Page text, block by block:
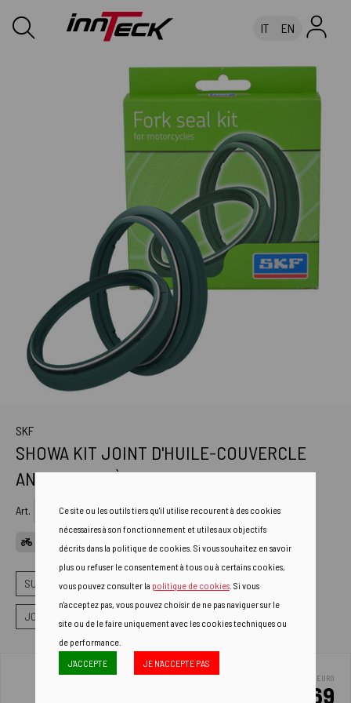
IT EN
SKF
SHOWA KIT JOINT D'HUILE-COUVERCLE
ANTI-POUSSIÈRE MM 45 VERT
Art. KITG-45S
SUSPENSIONS JOINTS DE FOURCHE
JOINTS ANTI-POUSSIÈRE ET ANTI-HUILE COUL
EURO
37.69
Ce site ou les outils tiers qu'il utilise recourent à des cookies
nécessaires à son fonctionnement et utiles aux objectifs
décrits dans la politique de cookies. Si vous souhaitez en savoir
plus ou refuser le consentement à tous ou à certains cookies,
vous pouvez consulter la politique de cookies . Si vous
n'acceptez pas, vous pouvez choisir de ne pas naviguer sur le
site ou de le faire uniquement avec les cookies techniques ou
de performance.
J'ACCEPTE
JE N'ACCEPTE PAS